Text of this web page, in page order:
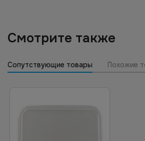
Смотрите также
Сопутствующие товары Похожие